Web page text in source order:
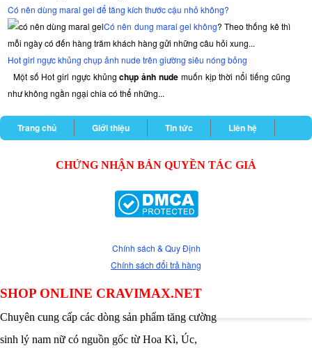
Có nên dùng maral gel để tăng kích thước cậu nhỏ không?
Có nên dung maral gel không? Theo thống kê thì
mỗi ngày có đến hàng trăm khách hàng gửi những câu hỏi xung...
Hot girl ngực khủng chụp ảnh nude trên giường siêu nóng bỏng
Một số Hot girl ngực khủngchụp ảnh nude muốn kịp thời nổi tiếng cũng
như không ngần ngại chia có thể những...
Trang chủ Giới thiệu Tin tức Liên hệ
CHỨNG NHẬN BẢN QUYỀN TÁC GIẢ
Chính sách & Quy Định
Chính sách đổi trả hàng
SHOP ONLINE CRAVIMAX.NET
Chuyên cung cấp các dòng sản phẩm tăng cường
sinh lý nam nữ có nguồn gốc từ Hoa Kì, Úc,